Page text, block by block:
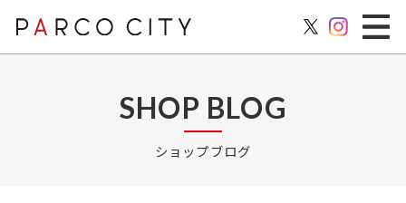
SHOP BLOG
ショップブログ